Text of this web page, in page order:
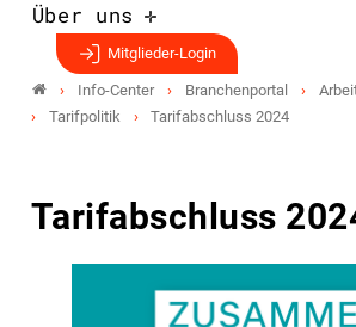
Über uns
Mitglieder-Login
Info-Center Branchenportal
Tarifpolitik
Tarifabschluss 2024
Tarifabschluss